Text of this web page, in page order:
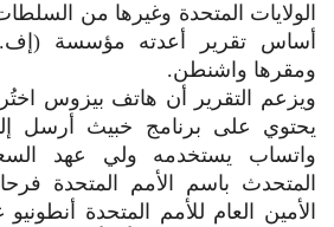
الولايات المتحدة وغيرها من
‬‬‬ومقرها واشنطن.
ويزعم التقرير أن هاتف بيزوس
يحتوي على برنامج خبيث أرسل
واتساب يستخدمه ولي عهد
المتحدث باسم الأمم المتحدة
الأمين العام للأمم المتحدة